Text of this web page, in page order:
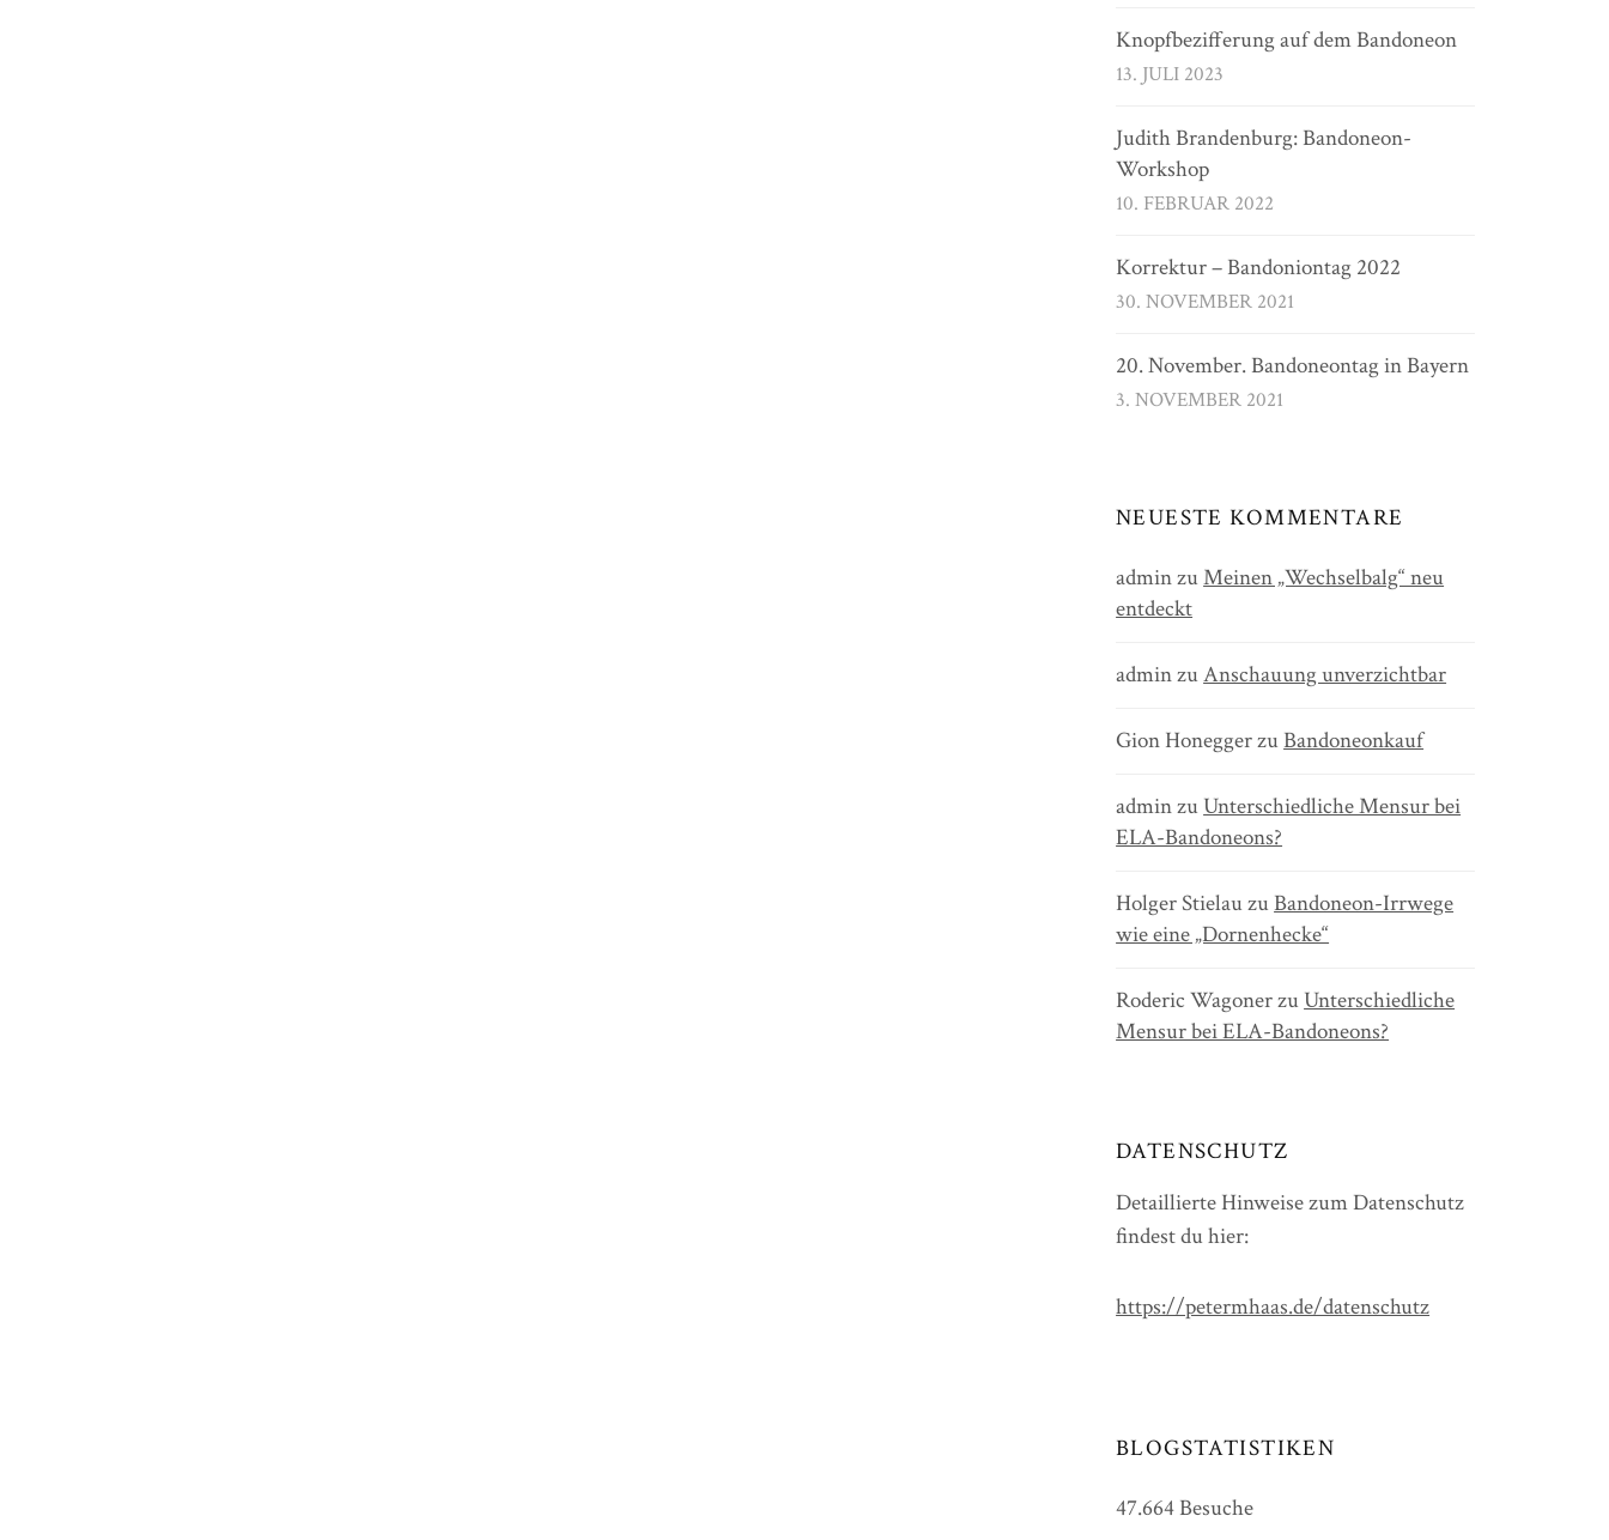
Knopfbezifferung auf dem Bandoneon
13. JULI 2023
Judith Brandenburg: Bandoneon-
Workshop
10. FEBRUAR 2022
Korrektur – Bandoniontag 2022
30. NOVEMBER 2021
20. November. Bandoneontag in Bayern
3. NOVEMBER 2021
NEUESTE KOMMENTARE
adminzuMeinen „Wechselbalg“ neu
entdeckt
adminzuAnschauung unverzichtbar
Gion HoneggerzuBandoneonkauf
adminzuUnterschiedliche Mensur bei
ELA-Bandoneons?
Holger StielauzuBandoneon-Irrwege
wie eine „Dornenhecke“
Roderic WagonerzuUnterschiedliche
Mensur bei ELA-Bandoneons?
DATENSCHUTZ
Detaillierte Hinweise zum Datenschutz
findest du hier:
https://petermhaas.de/datenschutz
BLOGSTATISTIKEN
47.664 Besuche